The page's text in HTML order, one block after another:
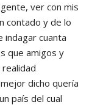
ver con mis
contado y de lo
indagar cuanta
que amigos y
dicho quería
país del cual